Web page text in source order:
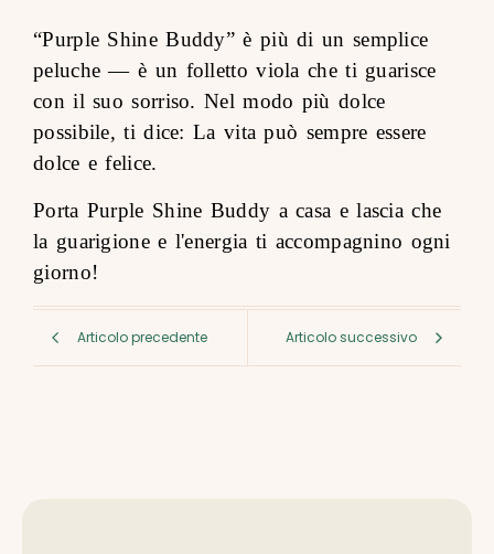
“Purple Shine Buddy” è più di un semplice
peluche — è un folletto viola che ti guarisce
con il suo sorriso. Nel modo più dolce
possibile, ti dice: La vita può sempre essere
dolce e felice.
Porta Purple Shine Buddy a casa e lascia che
la guarigione e l'energia ti accompagnino ogni
giorno!
Articolo precedente Articolo successivo